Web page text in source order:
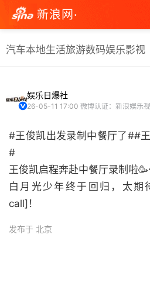
新浪网·
汽车本地生活旅游数码娱乐影视
娱乐日爆社
26-05-11 17:00 微博认证：新浪娱乐
#王俊凯出发录制中餐厅了##
#
王俊凯启程奔赴中餐厅录制啦🥳
白月光少年终于回归，太
call]！ ​
发布于 北京